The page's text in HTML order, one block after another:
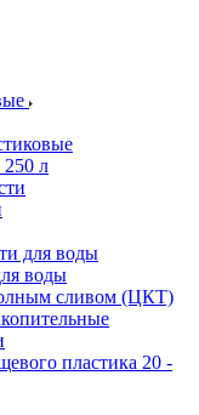
л
для воды
воды
сливом (ЦКТ)
пластика 20 -